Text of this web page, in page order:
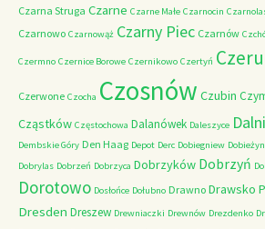
Czarna Struga Czarne Czarne Małe Czarnocin
Czarnowo Czarnowąż Czarny Piec Czarnów
Czermno Czernice Borowe Czernikowo Czertyń
Czerwone Czocha Czosnów Czubin
Cząstków Częstochowa Dalanówek Daleszyce
Dembskie Góry Den Haag Depot Derc Dobiegniew Dobieżyn
Dobrylas Dobrzeń Dobrzyca Dobrzyków Dobrzyń
Dorotowo Dosłońce Dołubno Drawno Drawsko
Dresden Dreszew Drewniaczki Drewnów Drezdenko